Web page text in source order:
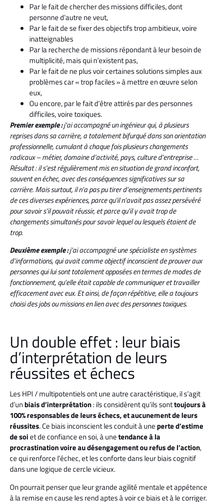
Par le fait de chercher des missions difficiles, dont
personne d’autre ne veut,
Par le fait de se fixer des objectifs trop ambitieux, voire
inatteignables
Par la recherche de missions répondant à leur besoin de
multiplicité, mais qui n’existent pas,
Par le fait de ne plus voir certaines solutions simples aux
problèmes car « trop faciles » à mettre en œuvre selon
eux,
Ou encore, par le fait d’être attirés par des personnes
difficiles, voire toxiques.
Premier exemple :j’ai accompagné un ingénieur qui, à plusieurs
reprises dans sa carrière, a totalement bifurqué dans son orientation
professionnelle, cumulant à chaque fois plusieurs changements
radicaux – métier, domaine d’activité, pays, culture d’entreprise …
Résultat : il s’est régulièrement mis en situation de grand inconfort,
souvent en échec, avec des conséquences significatives sur sa
carrière. Mais surtout, il n’a pas pu tirer d’enseignements pertinents
de ces diverses expériences, parce qu’il n’avait pas assez persévéré
pour savoir s’il pouvait réussir, et parce qu’il y avait trop de
changements simultanés pour savoir lequel ou lesquels étaient de
trop.
Deuxième exemple :j’ai accompagné une spécialiste en systèmes
d’informations, qui avait comme objectif inconscient de prouver aux
personnes qui lui sont totalement opposées en termes de modes de
fonctionnement, qu’elle était capable de communiquer et travailler
efficacement avec eux. Et ainsi, de façon répétitive, elle a toujours
choisi des jobs ou missions en lien avec des personnes toxiques.
Un double effet : leur biais
d’interprétation de leurs
réussites et échecs
Les HPI / multipotentiels ont une autre caractéristique, il s’agit
d’un biais d’interprétation: ils considèrent qu’ils sonttoujours à
100% responsables de leurs échecs, et aucunement de leurs
réussites. Ce biais inconscient les conduit à une perte d’estime
de soiet de confiance en soi, à unetendance à la
procrastination voire au désengagement ou refus de l’action,
ce qui renforce l’échec, et les conforte dans leur biais cognitif
dans une logique de cercle vicieux.
On pourrait penser que leur grande agilité mentale et appétence
à la remise en cause les rend aptes à voir ce biais et à le corriger.